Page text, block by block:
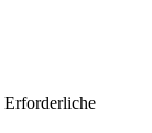
Erforderliche